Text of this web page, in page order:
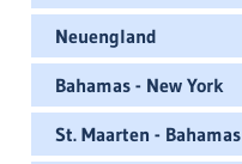
Neuengland
Bahamas - New York
St. Maarten - Bahamas